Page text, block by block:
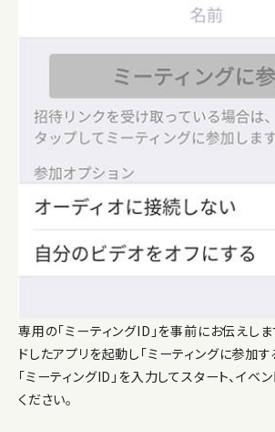
専用の「ミーティングID」を事前にお伝えし
ドしたアプリを起動し「ミーティングに参加す
「ミーティングID」を入力してスタート、イベ
ください。